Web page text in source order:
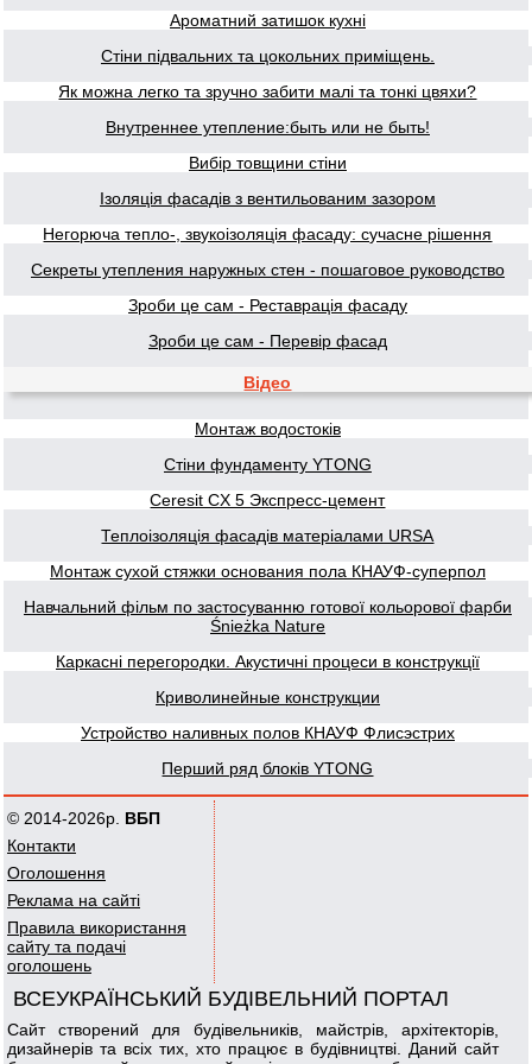
Ароматний затишок кухні
Стіни підвальних та цокольних приміщень.
Як можна легко та зручно забити малі та тонкі цвяхи?
Внутреннее утепление:быть или не быть!
Вибір товщини стіни
Ізоляція фасадів з вентильованим зазором
Негорюча тепло-, звукоізоляція фасаду: сучасне рішення
Секреты утепления наружных стен - пошаговое руководство
Зроби це сам - Реставрація фасаду
Зроби це сам - Перевір фасад
Відео
Монтаж водостоків
Стіни фундаменту YTONG
Ceresit CX 5 Экспресс-цемент
Теплоізоляція фасадів матеріалами URSA
Монтаж сухой стяжки основания пола КНАУФ-суперпол
Навчальний фільм по застосуванню готової кольорової фарби
Śnieżka Nature
Каркасні перегородки. Акустичні процеси в конструкції
Криволинейные конструкции
Устройство наливных полов КНАУФ Флисэстрих
Перший ряд блоків YTONG
© 2014-2026р. ВБП
Контакти
Оголошення
Реклама на сайті
Правила використання
сайту та подачі
оголошень
ВСЕУКРАЇНСЬКИЙ БУДІВЕЛЬНИЙ ПОРТАЛ
Сайт створений для будівельників, майстрів, архітекторів,
дизайнерів та всіх тих, хто працює в будівництві. Даний сайт